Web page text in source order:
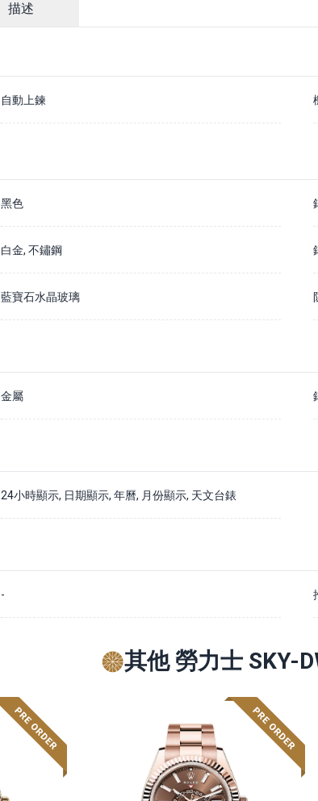
描述
自動上鍊
黑色
白金, 不鏽鋼
藍寶石水晶玻璃
金屬
24小時顯示, 日期顯示, 年曆, 月份顯示, 天文台錶
-
其他 勞力士 SKY-